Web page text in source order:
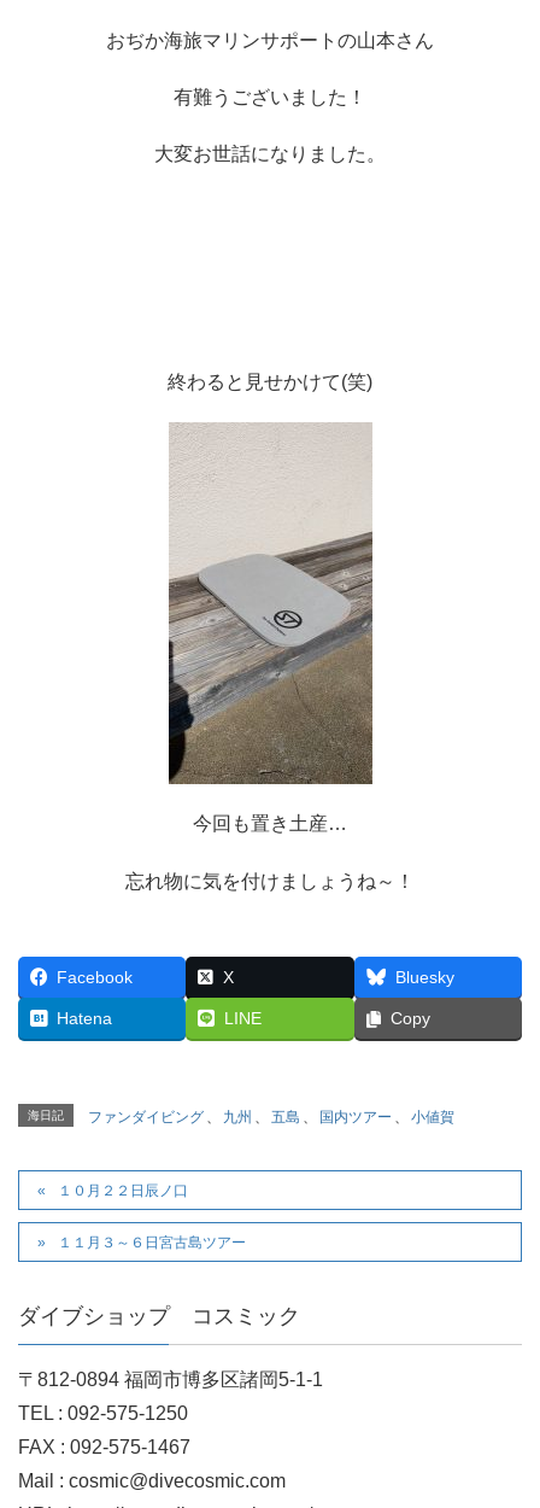
おぢか海旅マリンサポートの山本さん
有難うございました！
大変お世話になりました。
終わると見せかけて(笑)
今回も置き土産…
忘れ物に気を付けましょうね～！
Facebook X Bluesky
Hatena LINE Copy
海日記 ファンダイビング 九州 五島 国内ツアー 小値賀
１０月２２日辰ノ口
１１月３～６日宮古島ツアー
ダイブショップ コスミック
〒812-0894 福岡市博多区諸岡5-1-1
TEL : 092-575-1250
FAX : 092-575-1467
Mail : cosmic@divecosmic.com